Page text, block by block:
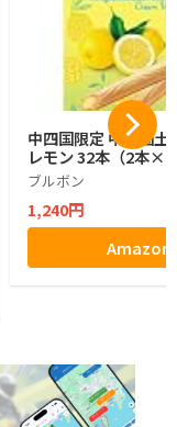
中四国限定 中四国土
レモン 32本（2本
ブルボン
1,240円
Amazon